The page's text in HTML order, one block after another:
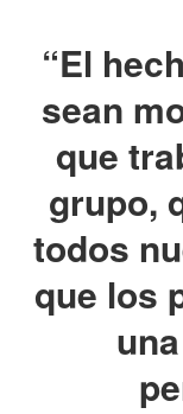
“El
sean
que
grupo,
todos
que los